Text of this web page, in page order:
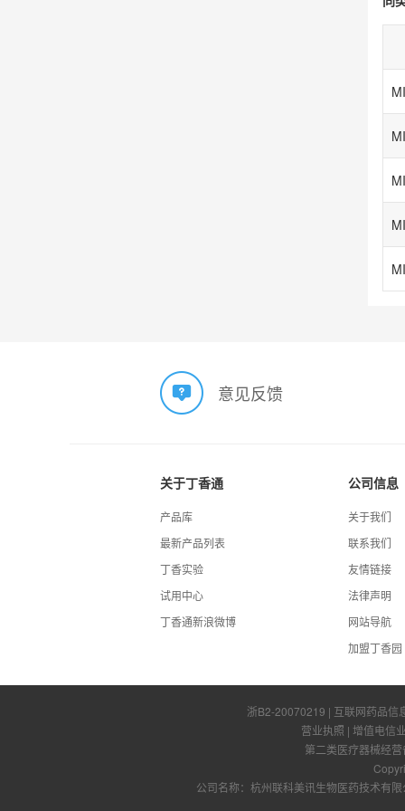
意见反馈
关于丁香通
产品库
最新产品列表
丁香实验
试用中心
丁香通新浪微博
公司信息
关于我们
联系我们
友情链接
法律声明
网站导航
加盟丁香园
浙B2-20070219 | 互联网药品信
营业执照 | 增值电信
第二类医疗器械经
公司名称：杭州联科美讯生物医药技术有